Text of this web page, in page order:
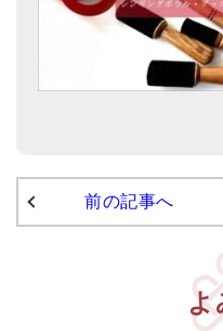
ブログ
前の記事へ
よ